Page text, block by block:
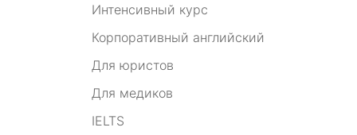
Интенсивный курс
Корпоративный английский
Для юристов
Для медиков
IELTS